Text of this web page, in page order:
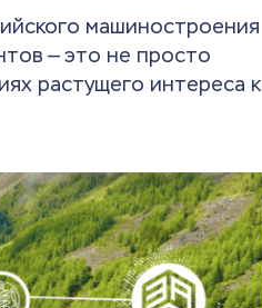
машиностроения
— это не просто
растущего интереса к